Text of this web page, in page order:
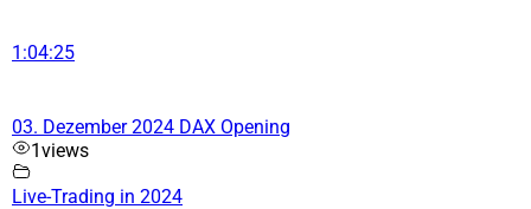
1:04:25
03. Dezember 2024 DAX Opening
1views
Live-Trading in 2024